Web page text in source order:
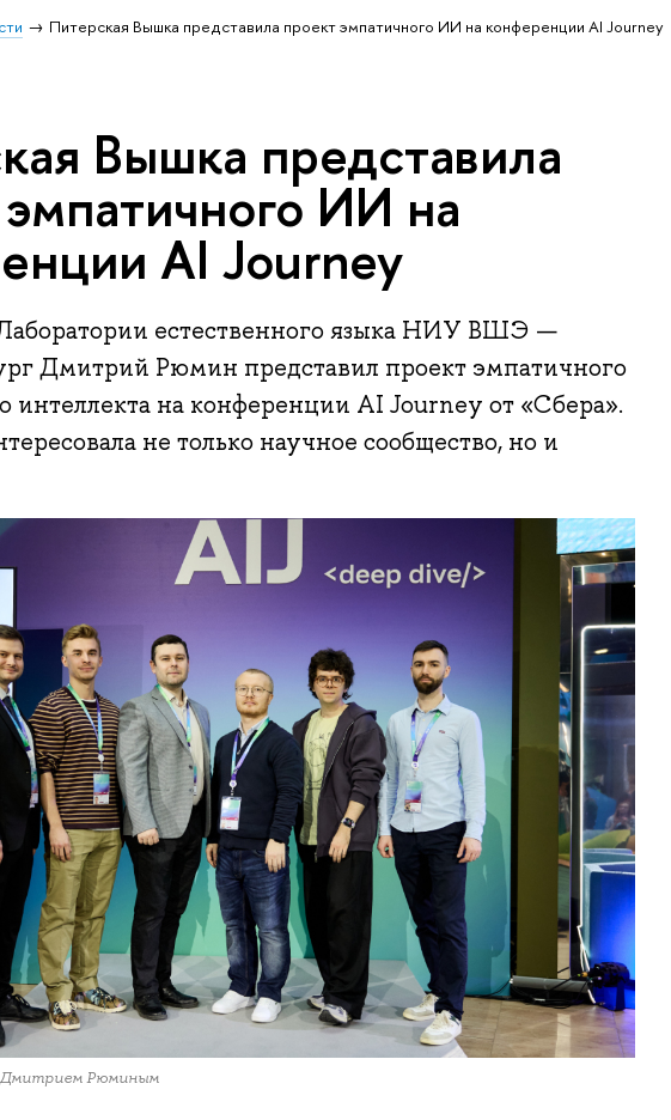
Питерская Вышка представила проект эмпатичного ИИ на конференции AI Journey
Вышка представила
ИИ на
AI Journey
естественного языка НИУ ВШЭ —
Дмитрий Рюмин представил проект эмпатичного
интеллекта на конференции AI Journey от «Сбера».
не только научное сообщество, но и
Рюминым